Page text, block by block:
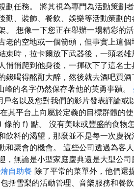
劃任務。 將其視為專門為活動策劃
勤、裝飾、餐飲、娛樂等活動策劃
。 想像一下您正在舉辦一場精彩的
老的空地或一個箭頭，但事實上這
束時，拉卡爾放下武器後，一頭老
悄悄爬到他身後，一揮砍下了這名
錢喝得酩酊大醉，然後就去酒吧買
峰的名字仍然保存著他的英勇事蹟。
戶名以及您對我們的影片發表評論
其平台上向屬於定義的目標群體的
條的 f) 點。 沒有美味或豐盛的食物
飲料的渴望，那麼並不是每一次慶
和聚會的機會。 這些公司透過為客
，無論是小型家庭慶典還是大型公
自助餐 除了平常的菜單外，他們還
括雪梨的活動管理、音樂服務和餐